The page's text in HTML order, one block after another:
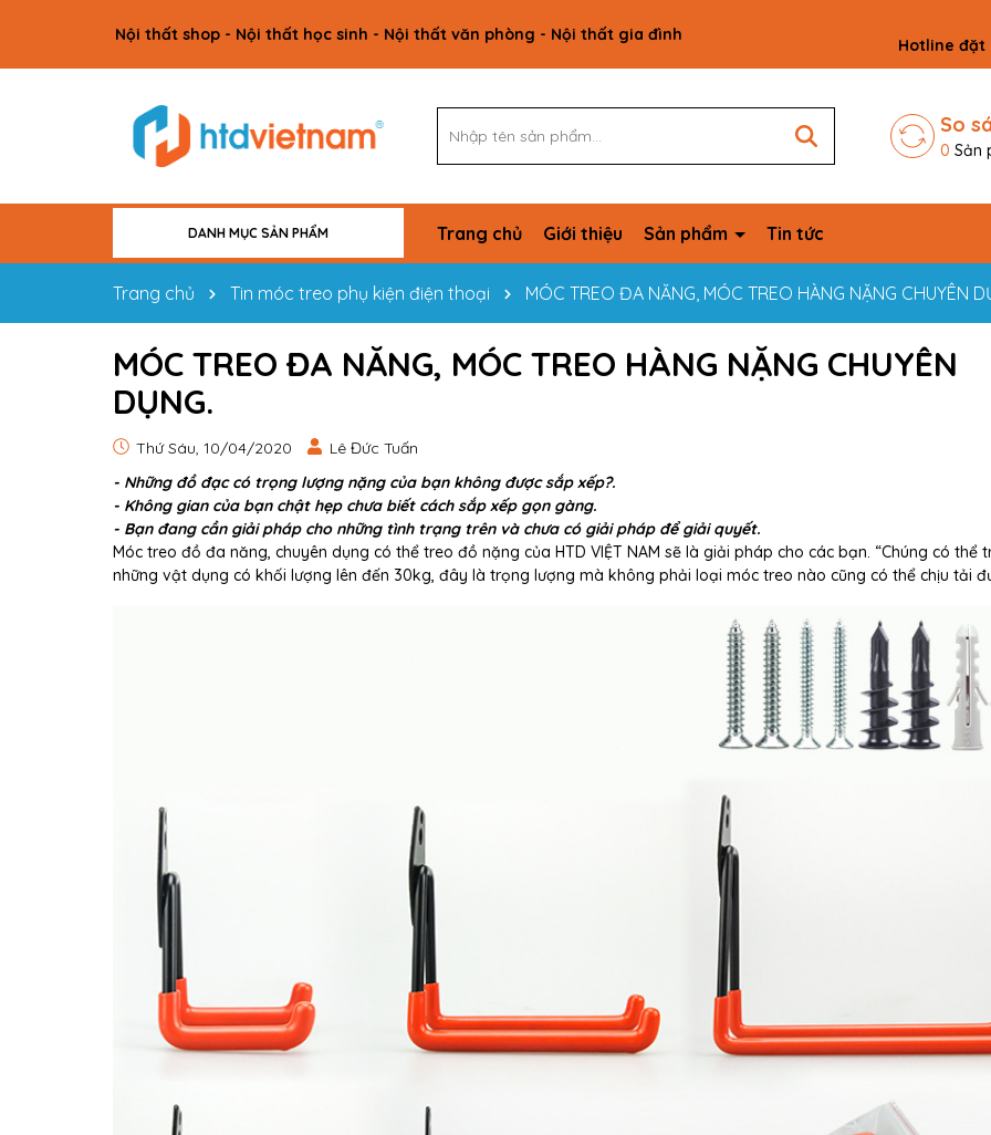
Nội thất shop - Nội thất học sinh - Nội thất văn phòng - Nội thất gia đình
Hotline đặt
So
0 Sản
DANH MỤC SẢN PHẨM Trang chủ Giới thiệu Sản phẩm Tin tức
Trang chủ Tin móc treo phụ kiện điện thoại MÓC TREO ĐA NĂNG, MÓC TREO HÀNG NẶNG CHUYÊN
MÓC TREO ĐA NĂNG, MÓC TREO HÀNG NẶNG CHUYÊN
DỤNG.
Thứ Sáu, 10/04/2020
Lê Đức Tuấn
- Những đồ đạc có trọng lượng nặng của bạn không được sắp xếp?.
- Không gian của bạn chật hẹp chưa biết cách sắp xếp gọn gàng.
- Bạn đang cần giải pháp cho những tình trạng trên và chưa có giải pháp để giải quyết.
Móc treo đồ đa năng, chuyên dụng có thể treo đồ nặng của HTD VIỆT NAM sẽ là giải pháp cho các bạn. “Chúng có thể
những vật dụng có khối lượng lên đến 30kg, đây là trọng lượng mà không phải loại móc treo nào cũng có thể chịu tải